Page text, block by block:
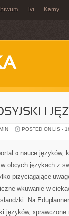
Ivi Karny
I
POSTED ON LIS -
o nauce języków,
obcych językach z
przyciągające
wkuwanie w
Na
języków,